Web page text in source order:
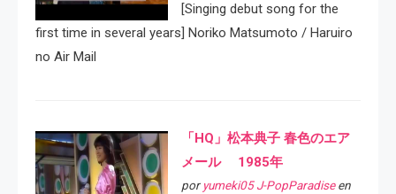
[Singing debut song for the
first time in several years] Noriko Matsumoto / Haruiro
no Air Mail
「HQ」松本典子 春色のエア
メール 1985年
por yumeki05 J-PopParadiseen